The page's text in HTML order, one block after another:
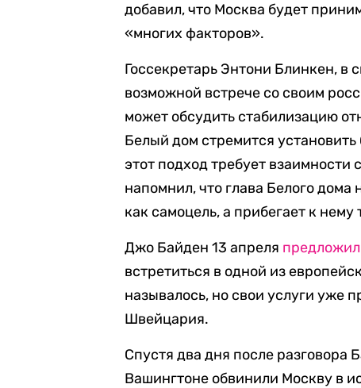
добавил, что Москва будет
«многих факторов».
Госсекретарь Энтони Блинкен, в
возможной встрече со своим
может обсудить стабилизацию
Белый дом стремится
этот подход требует взаимности
напомнил, что глава Белого
как самоцель, а прибегает к
Джо Байден 13 апреля предложил
встретиться в одной из
называлось, но свои услуги уже
Швейцария.
Спустя два дня после разговора
Вашингтоне обвинили Москву в